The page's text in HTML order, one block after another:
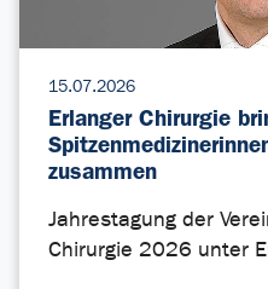
15.07.2026
Erlanger Chirurgie
zusammen
Jahrestagung der
Chirurgie 2026 unter